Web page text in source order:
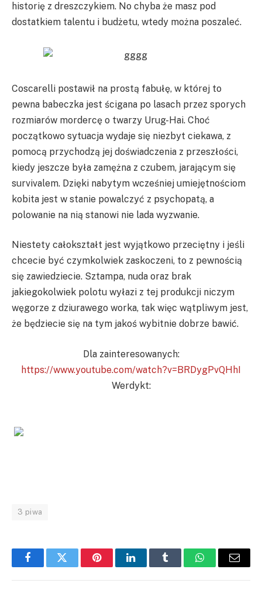
historię z dreszczykiem. No chyba że masz pod
dostatkiem talentu i budżetu, wtedy można poszaleć.
Coscarelli postawił na prostą fabułę, w której to
pewna babeczka jest ścigana po lasach przez sporych
rozmiarów mordercę o twarzy Urug-Hai. Choć
początkowo sytuacja wydaje się niezbyt ciekawa, z
pomocą przychodzą jej doświadczenia z przeszłości,
kiedy jeszcze była zamężna z czubem, jarającym się
survivalem. Dzięki nabytym wcześniej umiejętnościom
kobita jest w stanie powalczyć z psychopatą, a
polowanie na nią stanowi nie lada wyzwanie.
Niestety całokształt jest wyjątkowo przeciętny i jeśli
chcecie być czymkolwiek zaskoczeni, to z pewnością
się zawiedziecie. Sztampa, nuda oraz brak
jakiegokolwiek polotu wyłazi z tej produkcji niczym
węgorze z dziurawego worka, tak więc wątpliwym jest,
że będziecie się na tym jakoś wybitnie dobrze bawić.
Dla zainteresowanych:
https://www.youtube.com/watch?v=BRDygPvQHhI
Werdykt:
3 piwa
FacebookTwitter PinterestLinkedInTumblr WhatsAppEmail